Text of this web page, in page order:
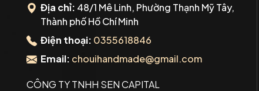
Địa chỉ: 48/1 Mê Linh, Phường Thạnh Mỹ Tây,
Thành phố Hồ Chí Minh
Điện thoại: 0355618846
Email: chouihandmade@gmail.com
CÔNG TY TNHH SEN CAPITAL